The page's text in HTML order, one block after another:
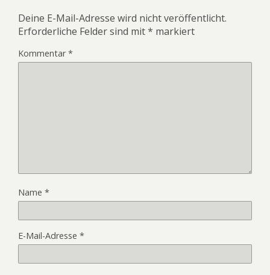
Deine E-Mail-Adresse wird nicht veröffentlicht.
Erforderliche Felder sind mit* markiert
Kommentar*
Name *
E-Mail-Adresse *